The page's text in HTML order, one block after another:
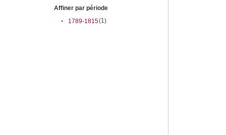
Affiner par période
•
1789-1815(1)